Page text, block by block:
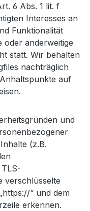
6 Abs. 1 lit. f
Interesses an
Funktionalität
oder anderweitige
statt. Wir behalten
nachträglich
auf
und
(z.B.
verschlüsselte
“ und dem
erkennen.